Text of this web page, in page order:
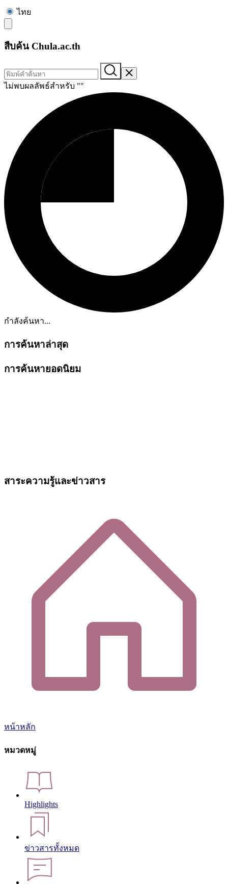
ไทย
สืบค้น Chula.ac.th
ไม่พบผลลัพธ์สำหรับ ""
กำลังค้นหา...
การค้นหาล่าสุด
การค้นหายอดนิยม
สาระความรู้และข่าวสาร
หน้าหลัก
หมวดหมู่
Highlights
ข่าวสารทั้งหมด